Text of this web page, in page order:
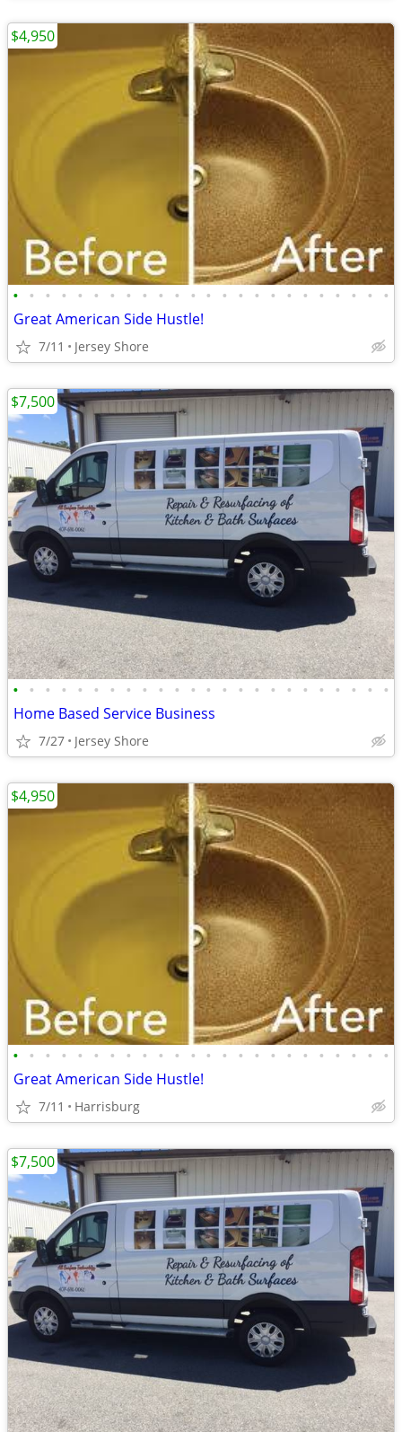
• • • • • • • • • • • • • • • • • • • • • • • •
Great American Side Hustle!
7/11 Jersey Shore
$4,950
• • • • • • • • • • • • • • • • • • • • • • • •
Home Based Service Business
7/27 Jersey Shore
$7,500
• • • • • • • • • • • • • • • • • • • • • • • •
Great American Side Hustle!
7/11 Harrisburg
$4,950
$7,500